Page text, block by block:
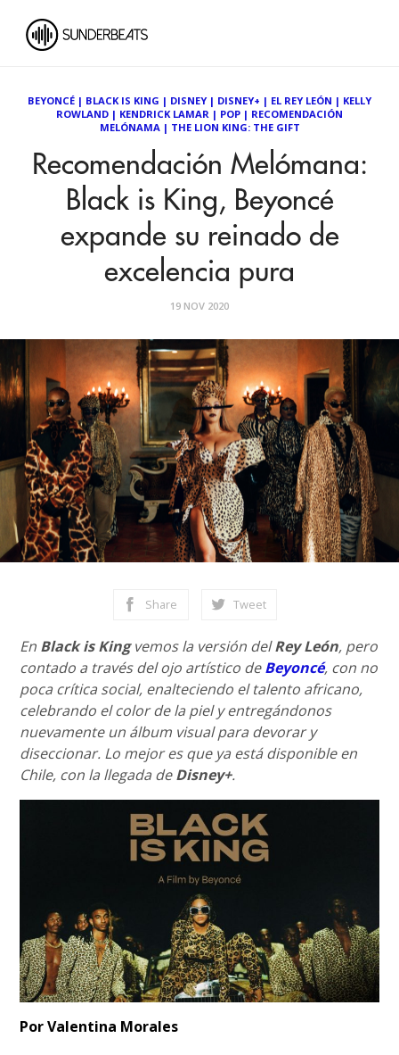
BEYONCÉ | BLACK IS KING | DISNEY| DISNEY+ | EL REY LEÓN | KELLY
ROWLAND | KENDRICK LAMAR | POP | RECOMENDACIÓN
MELÓNAMA| THE LION KING: THE GIFT
Recomendación Melómana:
Black is King, Beyoncé
expande su reinado de
excelencia pura
19 NOV 2020
Share Tweet
En Black is Kingvemos la versión delRey León, pero
contado a través del ojo artístico deBeyoncé, con no
poca crítica social, enalteciendo el talento africano,
celebrando el color de la piel y entregándonos
nuevamente un álbum visual para devorar y
diseccionar. Lo mejor es que ya está disponible en
Chile, con la llegada deDisney+.
Por Valentina Morales